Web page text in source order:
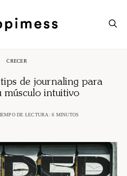
CRECER
de journaling para
músculo intuitivo
DE LECTURA: 6 MINUTOS